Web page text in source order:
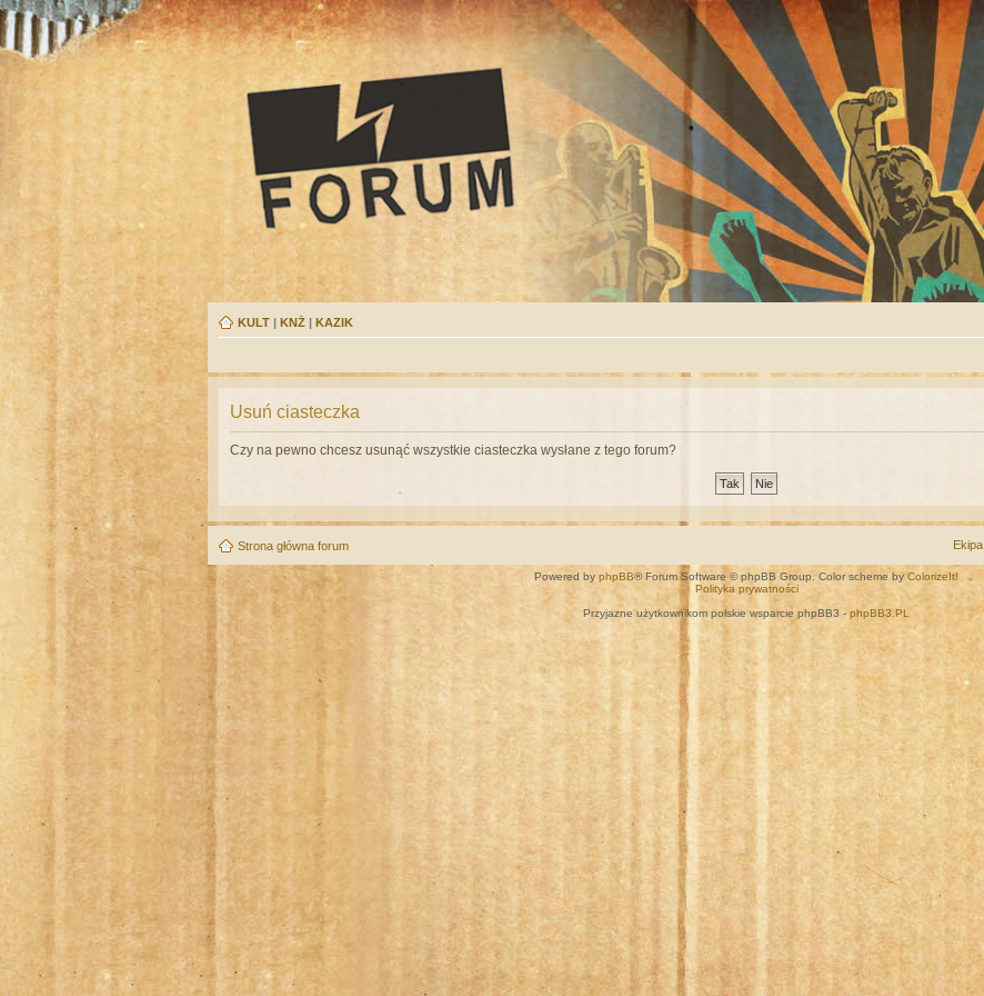
KULT | KNŻ | KAZIK
Usuń ciasteczka
Czy na pewno chcesz usunąć wszystkie ciasteczka wysłane z tego forum?
Strona główna forum Ekipa
Powered by phpBB® Forum Software © phpBB Group. Color scheme byColorizeIt!
Polityka prywatności
Przyjazne użytkownikom polskie wsparcie phpBB3 -phpBB3.PL